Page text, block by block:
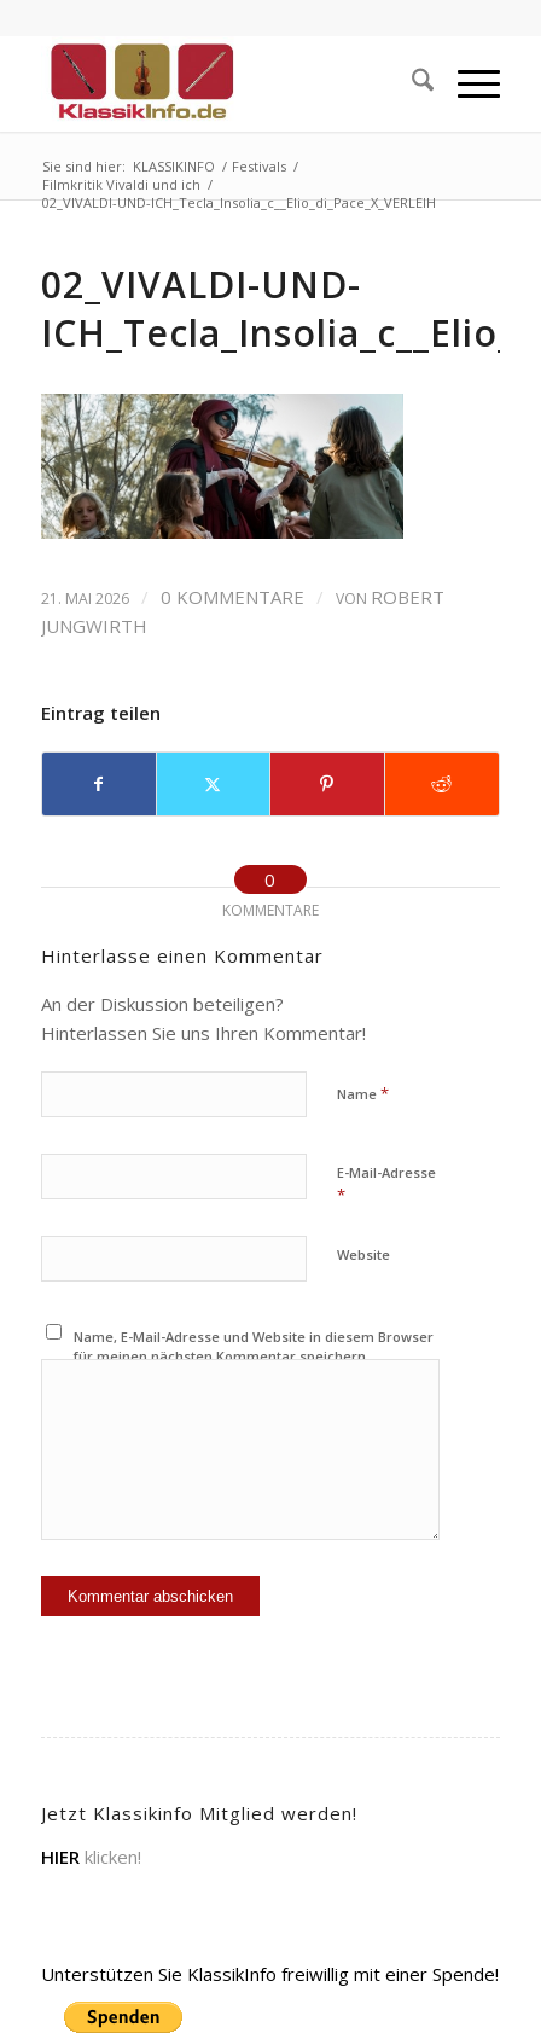
Sie sind hier: KLASSIKINFO / Festivals /
Filmkritik Vivaldi und ich /
02_VIVALDI-UND-ICH_Tecla_Insolia_c__Elio_di_Pace_X_VERLEIH
02_VIVALDI-UND-
21. MAI 2026 / 0 KOMMENTARE / VON ROBERT
JUNGWIRTH
Eintrag teilen
0
KOMMENTARE
Hinterlasse einen Kommentar
An der Diskussion beteiligen?
Hinterlassen Sie uns Ihren Kommentar!
Name *
E-Mail-Adresse
*
Website
Name, E-Mail-Adresse und Website in diesem Browser
für meinen nächsten Kommentar speichern.
Jetzt Klassikinfo Mitglied werden!
HIERklicken!
Unterstützen Sie KlassikInfo freiwillig mit einer Spende!